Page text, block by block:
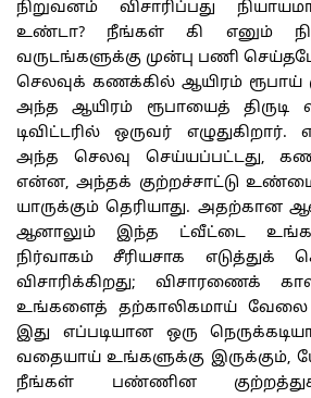
நிறுவனம் விசாரிப்பது
உண்டா? நீங்கள் கி எனும்
வருடங்களுக்கு முன்பு பணி
செலவுக் கணக்கில் ஆயிரம் ரூபாய்
அந்த ஆயிரம் ரூபாயைத் திருடி
டிவிட்டரில் ஒருவர்
அந்த செலவு செய்யப்பட்டது,
என்ன, அந்தக் குற்றச்சாட்டு
யாருக்கும் தெரியாது.
ஆனாலும் இந்த ட்வீட்டை
நிர்வாகம் சீரியசாக
விசாரிக்கிறது; விசாரணைக்
உங்களைத் தற்காலிகமாய் வேலை
இது எப்படியான ஒரு
வதையாய் உங்களுக்கு இருக்கும்,
நீங்கள் பண்ணின